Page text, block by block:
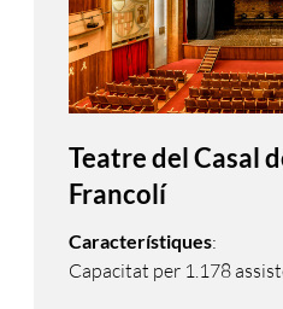
Teatre del Casal
Francolí
Característiques:
Capacitat per 1.178